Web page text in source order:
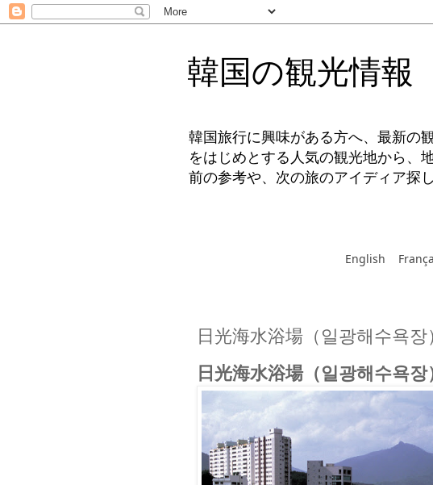
韓国の観光情報
韓国旅行に興味がある方へ、最新の
をはじめとする人気の観光地から、
前の参考や、次の旅のアイディア探
English
日光海水浴場（일광해수욕장
日光海水浴場（일광해수욕장